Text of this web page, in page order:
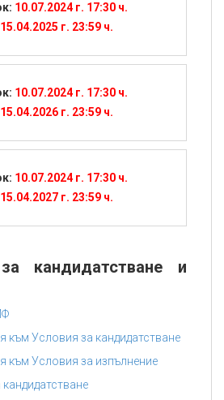
10.07.2024 г. 17:30 ч.
15.04.2025 г. 23:59 ч.
10.07.2024 г. 17:30 ч.
15.04.2026 г. 23:59 ч.
10.07.2024 г. 17:30 ч.
15.04.2027 г. 23:59 ч.
кандидатстване и
към Условия за кандидатстване
към Условия за изпълнение